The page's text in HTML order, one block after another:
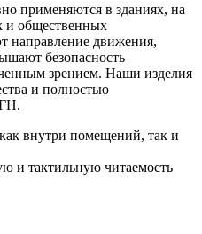
применяются в зданиях, на
и общественных
направление движения,
безопасность
зрением. Наши изделия
и полностью
внутри помещений, так и
и тактильную читаемость